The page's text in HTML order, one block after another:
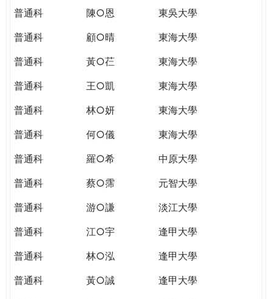
普通科
陳○恩
東吳大學
普通科
顧○晴
東海大學
普通科
黃○芢
東海大學
普通科
王○凱
東海大學
普通科
林○妍
東海大學
普通科
何○儀
東海大學
普通科
羅○希
中原大學
普通科
蔡○霈
元智大學
普通科
游○謙
淡江大學
普通科
江○宇
逢甲大學
普通科
林○泓
逢甲大學
普通科
黃○誠
逢甲大學